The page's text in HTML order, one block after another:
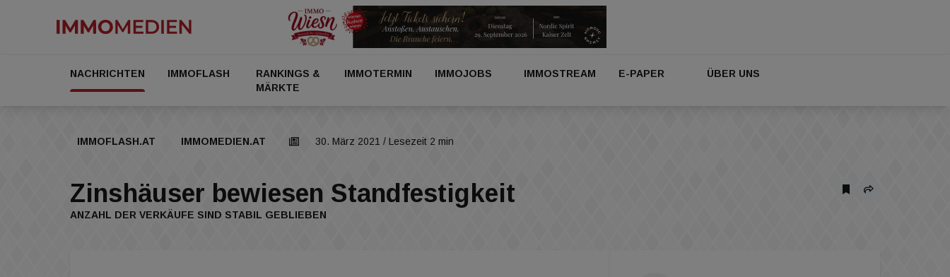
NACHRICHTEN IMMOFLASH
RANKINGS &
MÄRKTE
IMMOTERMIN IMMOJOBS IMMOSTREAM E-PAPER ÜBER UNS
IMMOFLASH.AT IMMOMEDIEN.AT 30. März 2021 / Lesezeit 2 min
Zinshäuser bewiesen Standfestigkeit
ANZAHL DER VERKÄUFE SIND STABIL GEBLIEBEN